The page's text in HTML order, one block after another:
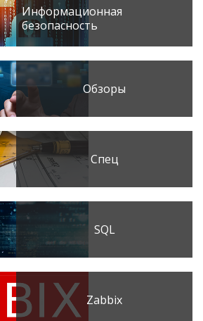
Информационная
безопасность
Обзоры
Спец
SQL
Zabbix